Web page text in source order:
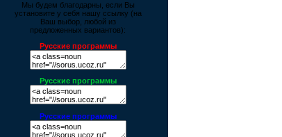
Мы будем благодарны, если Вы
установите у себя нашу ссылку (на
Ваш выбор, любой из
предложенных вариантов):
Русские программы
Русские программы
Русские программы